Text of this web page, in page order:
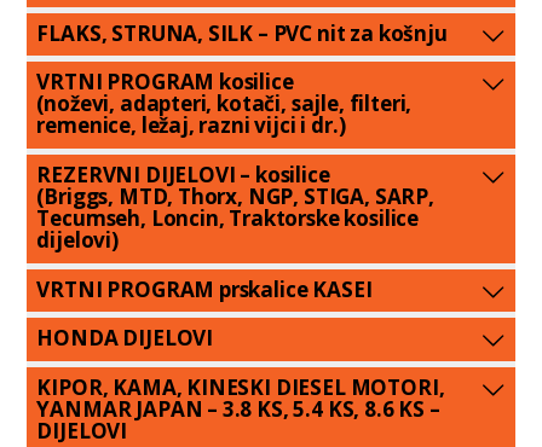
FLAKS, STRUNA, SILK – PVC nit za košnju
VRTNI PROGRAM kosilice
(noževi, adapteri, kotači, sajle, filteri,
remenice, ležaj, razni vijci i dr.)
REZERVNI DIJELOVI – kosilice
(Briggs, MTD, Thorx, NGP, STIGA, SARP,
Tecumseh, Loncin, Traktorske kosilice
dijelovi)
VRTNI PROGRAM prskalice KASEI
HONDA DIJELOVI
KIPOR, KAMA, KINESKI DIESEL MOTORI,
YANMAR JAPAN – 3.8 KS, 5.4 KS, 8.6 KS –
DIJELOVI